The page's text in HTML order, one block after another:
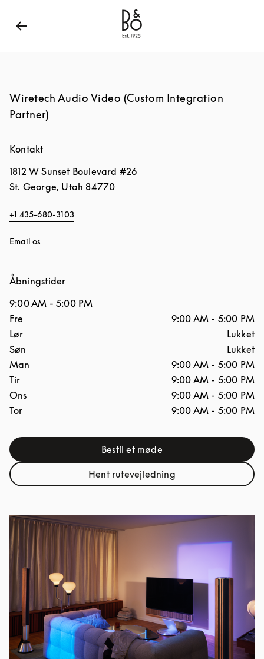
Bang & Olufsen - Exist to Create
Wiretech Audio Video (Custom Integration
Partner)
Kontakt
1812 W Sunset Boulevard #26
St. George, Utah 84770
+1 435-680-3103
Email os
Åbningstider
9:00 AM -5:00 PM
Ugedag
Fre 9:00 AM- 5:00 PM
Lør
Lukket
Søn
Lukket
Man
9:00 AM- 5:00 PM
Tir
9:00 AM- 5:00 PM
Ons
9:00 AM- 5:00 PM
Tor
9:00 AM- 5:00 PM
Bestil et mødeLink Opens in New Tab
Hent rutevejledningLink Opens in New Tab